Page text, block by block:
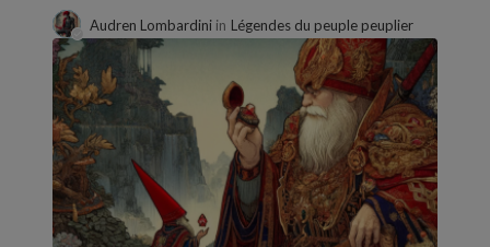
Audren Lombardini in Légendes du peuple peuplier